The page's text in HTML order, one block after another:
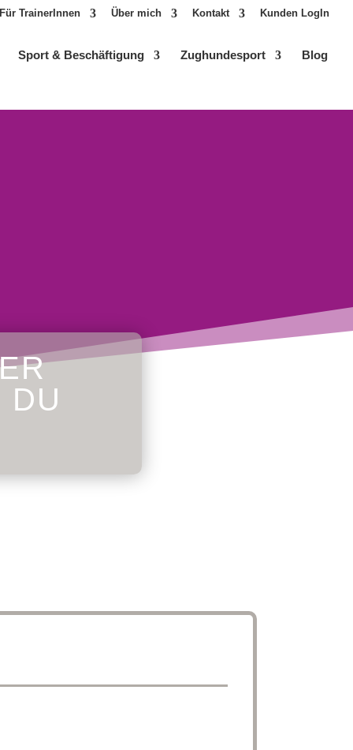
Für TrainerInnen Über mich Kontakt Kunden LogIn
Sport & Beschäftigung Zughundesport Blog
DU